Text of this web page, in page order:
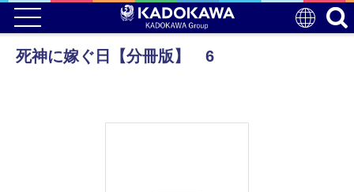
死神に嫁ぐ日【分冊版】 6